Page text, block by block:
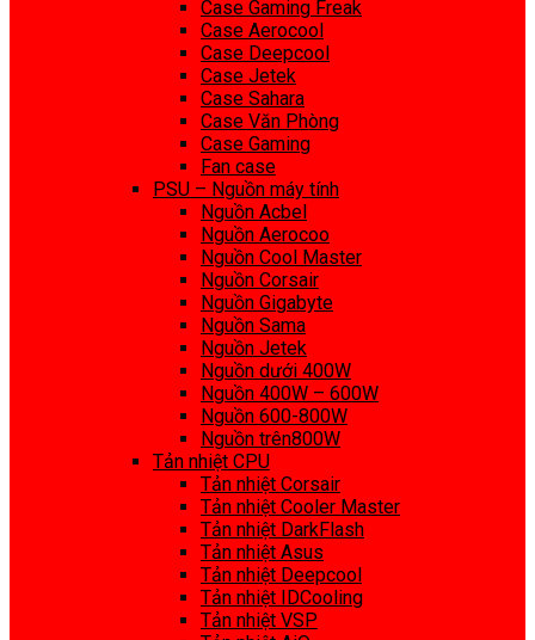
Case Gaming Freak
Case Aerocool
Case Deepcool
Case Jetek
Case Sahara
Case Văn Phòng
Case Gaming
Fan case
PSU – Nguồn máy tính
Nguồn Acbel
Nguồn Aerocoo
Nguồn Cool Master
Nguồn Corsair
Nguồn Gigabyte
Nguồn Sama
Nguồn Jetek
Nguồn dưới 400W
Nguồn 400W – 600W
Nguồn 600-800W
Nguồn trên800W
Tản nhiệt CPU
Tản nhiệt Corsair
Tản nhiệt Cooler Master
Tản nhiệt DarkFlash
Tản nhiệt Asus
Tản nhiệt Deepcool
Tản nhiệt IDCooling
Tản nhiệt VSP